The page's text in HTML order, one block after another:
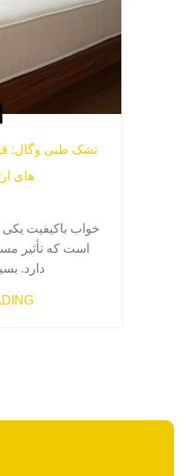
تشک طبی وگال:
های
خواب باکیفیت یکی
است که تأثیر
دارد.